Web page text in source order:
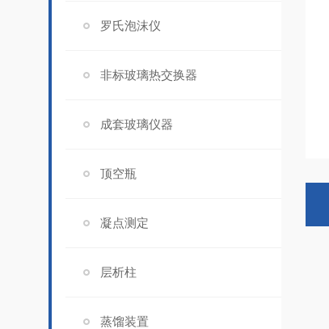
罗氏泡沫仪
非标玻璃热交换器
成套玻璃仪器
顶空瓶
凝点测定
层析柱
蒸馏装置